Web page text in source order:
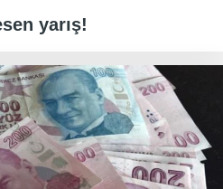
yarış!